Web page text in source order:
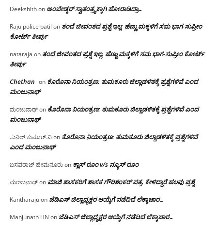
Deekshithon ಅಂಬೇಡ್ಕರ್ ಸ್ವಾತಂತ್ರ್ಯಕ್ಕಾಗಿ ಹೋರಾಡಿದ್ರಾ…
Raju police patil on ತಂದೆ ಜೀವಂತದ ಪ್ರಶ್ನೆ ಇಲ್ಲ: ಹೆಣ್ಣು ಮಕ್ಕಳಿಗೆ ಸಮ ಭಾಗ-ಸುಪ್ರೀಂ
ಕೋರ್ಟ್ ತೀರ್ಪು
nataraja on ತಂದೆ ಜೀವಂತದ ಪ್ರಶ್ನೆ ಇಲ್ಲ: ಹೆಣ್ಣು ಮಕ್ಕಳಿಗೆ ಸಮ ಭಾಗ-ಸುಪ್ರೀಂ ಕೋರ್ಟ್
ತೀರ್ಪು
Chethan on ಕೊರೊನಾ ನಿಯಂತ್ರಣ: ತುಮಕೂರು ಜಿಲ್ಲಾಡಳಿತಕ್ಕೆ ಪ್ರಶ್ನೆಗಳಿವೆ ಎಂದ
ಮಂಜು‌ನಾಥ್
ಮಂಜುನಾಥ್on ಕೊರೊನಾ ನಿಯಂತ್ರಣ: ತುಮಕೂರು ಜಿಲ್ಲಾಡಳಿತಕ್ಕೆ ಪ್ರಶ್ನೆಗಳಿವೆ ಎಂದ
ಮಂಜು‌ನಾಥ್
ಸುನಿಲ್ ಕುಮಾರ್.ವಿon ಕೊರೊನಾ ನಿಯಂತ್ರಣ: ತುಮಕೂರು ಜಿಲ್ಲಾಡಳಿತಕ್ಕೆ ಪ್ರಶ್ನೆಗಳಿವೆ
ಎಂದ ಮಂಜು‌ನಾಥ್
ಬಸವರಾಜ್ ಹೇಮನೂರುon ಕ್ಲಾಸ್ ರೂಂ v/s ನ್ಯೂಸ್ ರೂಂ
ಮಂಜುನಾಥ್on ಮಾಜಿ ಶಾಸಕರಿಗೆ ಶಾಸಕ ಗೌರಿಶಂಕರ್ ಪತ್ರ, ಕೇಳಿದ್ದಾರೆ ಹಲವು ಪ್ರಶ್ನೆ
Kantharajuon ಜೆಡಿಎಸ್ ಜಿಲ್ಲಾಧ್ಯಕ್ಷರ ಆಯ್ಕೆಗೆ ನಡೆದಿದೆ ಲೆಕ್ಕಾಚಾರ…
Manjunath HN on ಜೆಡಿಎಸ್ ಜಿಲ್ಲಾಧ್ಯಕ್ಷರ ಆಯ್ಕೆಗೆ ನಡೆದಿದೆ ಲೆಕ್ಕಾಚಾರ…